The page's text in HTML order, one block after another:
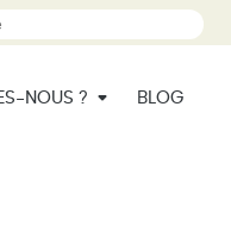
NOUS ? BLOG